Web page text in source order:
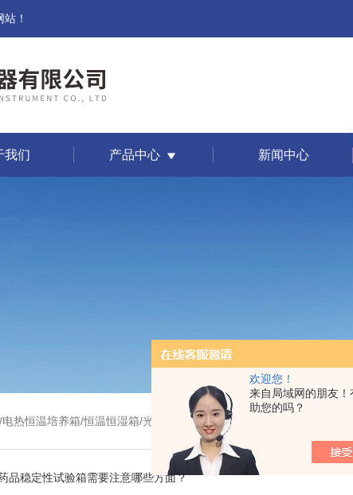
欢迎您！
来自局域网的朋友
助您的吗？
！
我们 产品中心 新闻中心
温恒湿箱/光照培养箱/二氧化碳培养箱等/恒温干燥箱/真空干燥箱/高温烘箱等/箱式电阻炉/陶瓷纤维马弗炉/高温
品稳定性试验箱需要注意哪些方面？